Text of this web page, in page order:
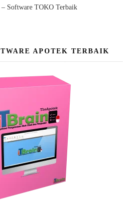
Software TOKO Terbaik
APOTEK TERBAIK